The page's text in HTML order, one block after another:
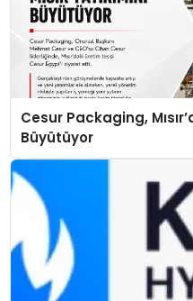
Cesur Packaging,
Büyütüyor